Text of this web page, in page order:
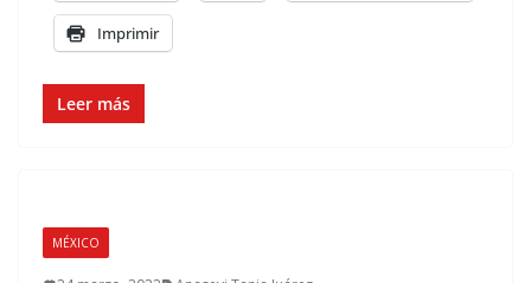
Imprimir
Leer más
MÉXICO